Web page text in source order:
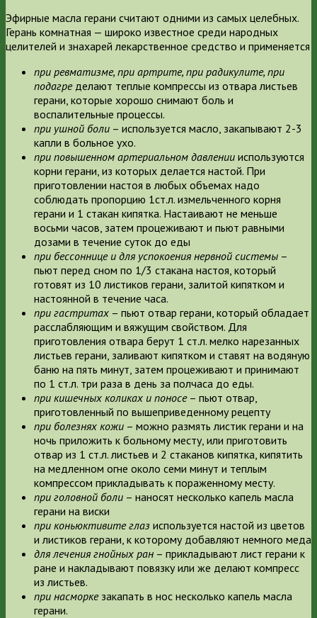
Эфирные масла герани считают одними из самых целебных.
Герань комнатная — широко известное среди народных
целителей и знахарей лекарственное средство и применяется
при ревматизме, при артрите, при радикулите, при
подагределают теплые компрессы из отвара листьев
герани, которые хорошо снимают боль и
воспалительные процессы.
при ушной боли – используется масло, закапывают 2-3
капли в больное ухо.
при повышенном артериальном давлении используются
корни герани, из которых делается настой. При
приготовлении настоя в любых объемах надо
соблюдать пропорцию 1ст.л. измельченного корня
герани и 1 стакан кипятка. Настаивают не меньше
восьми часов, затем процеживают и пьют равными
дозами в течение суток до еды
при бессоннице и для успокоения нервной системы –
пьют перед сном по 1/3 стакана настоя, который
готовят из 10 листиков герани, залитой кипятком и
настоянной в течение часа.
при гастритах – пьют отвар герани, который обладает
расслабляющим и вяжущим свойством. Для
приготовления отвара берут 1 ст.л. мелко нарезанных
листьев герани, заливают кипятком и ставят на водяную
баню на пять минут, затем процеживают и принимают
по 1 ст.л. три раза в день за полчаса до еды.
при кишечных коликах и поносе– пьют отвар,
приготовленный по вышеприведенному рецепту
при болезнях кожи – можно размять листик герани и на
ночь приложить к больному месту, или приготовить
отвар из 1 ст.л. листьев и 2 стаканов кипятка, кипятить
на медленном огне около семи минут и теплым
компрессом прикладывать к пораженному месту.
при головной боли – наносят несколько капель масла
герани на виски
при коньюктивите глаз используется настой из цветов
и листиков герани, к которому добавляют немного меда
для лечения гнойных ран – прикладывают лист герани к
ране и накладывают повязку или же делают компресс
из листьев.
при насморкезакапать в нос несколько капель масла
герани.